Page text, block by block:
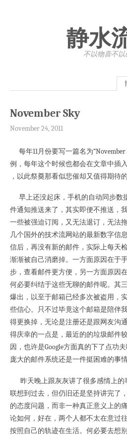
静水
不以物喜·不
November Sky
November 24, 2011
每年11月份要写一篇名为
例，每年这个时候也都会在文章中插入
，以此祭奠那看似悲催却又值得期待的
早上还没起床，手机的自动同步数
件通知推送来了，其实即便不推送，
一些被强迫订阅，又无法退订，无法
几个国外的技术流网站的最新数字信
信后，再没有新的邮件，实际上每天
渐渐被自己消磨掉。一方面原因在于
步，查看邮件更方便，另一方面原因
何必要纠结于这些无聊的邮件呢。其
爆出，以至于邮箱已经多次被盗用，
些信心。只不过毕竟这个邮箱是陪伴
得更换掉，无论是注册还是跟网友沟
得庆幸的一点是，最近的的垃圾邮件
因，也许是Google方面真的下了点功
庞大的邮件系统还是一件挺困难的事情
昨天晚上跟灰灰讲了很多感情上的
联想到过去，但仍旧还是坚持讲完了
的态度问题，而非一种真正意义上的
论如何，好在，两个人都不太在意过
按照自己的轨迹在生活。何必要去想